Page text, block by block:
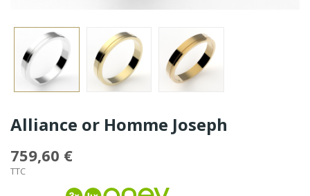
Alliance or Homme Joseph
759,60 €
TTC